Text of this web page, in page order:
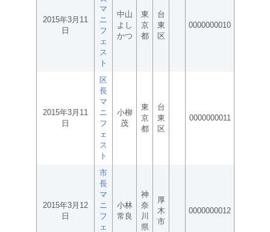
2015年3月11
日
マ
ニ
フ
ェ
ス
ト
中山
よし
かつ
東
京
都
台
東
区
0000000010
2015年3月11
日
区
長
マ
ニ
フ
ェ
ス
ト
小柳
茂
東
京
都
台
東
区
0000000011
2015年3月12
日
市
長
マ
ニ
フ
ェ
小林
常良
神
奈
川
県
厚
木
市
0000000012